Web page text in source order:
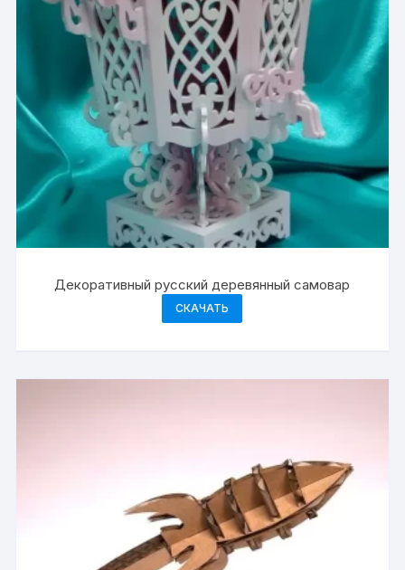
Декоративный русский деревянный самовар
СКАЧАТЬ